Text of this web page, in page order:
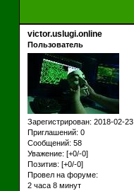
victor.uslugi.online
Пользователь
Зарегистрирован: 2018-02-23
Приглашений: 0
Сообщений: 58
Уважение: [+0/-0]
Позитив: [+0/-0]
Провел на форуме:
2 часа 8 минут